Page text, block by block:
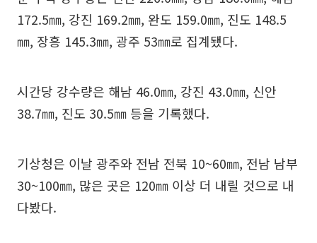
172.5㎜, 강진 169.2㎜, 완도 159.0㎜, 진도 148.5
㎜, 장흥 145.3㎜, 광주 53㎜로 집계됐다.
시간당 강수량은 해남 46.0㎜, 강진 43.0㎜, 신안
38.7㎜, 진도 30.5㎜ 등을 기록했다.
기상청은 이날 광주와 전남 전북 10~60㎜, 전남 남부
30~100㎜, 많은 곳은 120㎜ 이상 더 내릴 것으로 내
다봤다.